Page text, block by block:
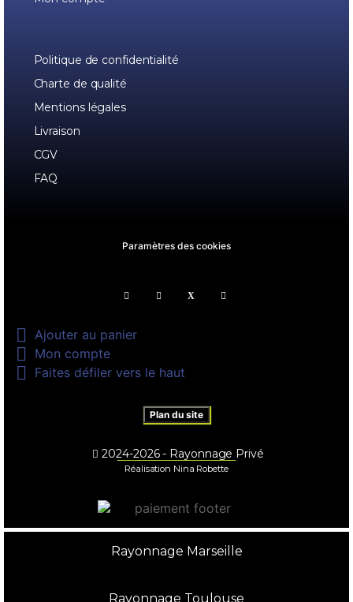
Politique de confidentialité
Charte de qualité
Mentions légales
Livraison
CGV
FAQ
Paramètres des cookies
 Ajouter au panier
 Mon compte
 Faites défiler vers le haut
Plan du site
2024-2026 - Rayonnage Privé
Réalisation Nina Robette
Rayonnage Marseille
Rayonnage Toulouse